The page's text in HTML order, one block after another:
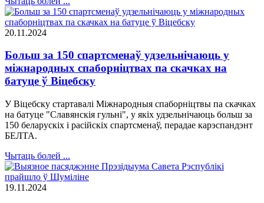
20.11.2024
Больш за 150 спартсменаў удзельнічаюць у
міжнародных спаборніцтвах па скачках на
батуце ў Віцебску
У Віцебску стартавалі Міжнародныя спаборніцтвы па скачках
на батуце "Славянскія гульні", у якіх удзельнічаюць больш за
150 беларускіх і расійскіх спартсменаў, перадае карэспандэнт
БЕЛТА.
Чытаць болей ...
19.11.2024